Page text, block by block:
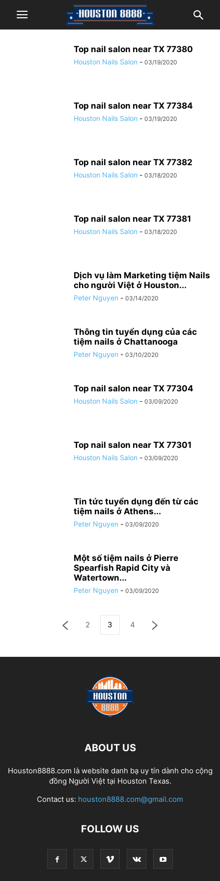
Top nail salon near TX 77380
Houston Nails Salon - 03/19/2020
Top nail salon near TX 77384
Houston Nails Salon - 03/19/2020
Top nail salon near TX 77382
Houston Nails Salon - 03/18/2020
Top nail salon near TX 77381
Houston Nails Salon - 03/18/2020
Dịch vụ làm Marketing tiệm Nails
cho người Việt ở Houston...
Peter Nguyen - 03/14/2020
Thông tin tuyển dụng của các
tiệm nails ở Chattanooga
Peter Nguyen - 03/10/2020
Top nail salon near TX 77304
Houston Nails Salon - 03/09/2020
Top nail salon near TX 77301
Houston Nails Salon - 03/09/2020
Tin tức tuyển dụng đến từ các
tiệm nails ở Athens...
Peter Nguyen - 03/09/2020
Một số tiệm nails ở Pierre
Spearfish Rapid City và
Watertown...
Peter Nguyen - 03/09/2020
2 3 4
ABOUT US
Houston8888.com là website danh bạ uy tín dành cho cộng
đồng Người Việt tại Houston Texas.
Contact us: houston8888.com@gmail.com
FOLLOW US